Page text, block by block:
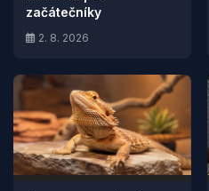
začátečníky
2. 8. 2026